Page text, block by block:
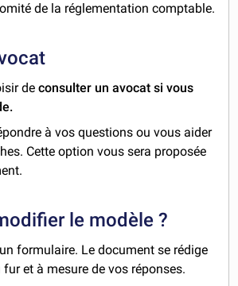
de la réglementation comptable.
deconsulter un avocat si vous
à vos questions ou vous aider
Cette option vous sera proposée
le modèle ?
formulaire. Le document se rédige
et à mesure de vos réponses.